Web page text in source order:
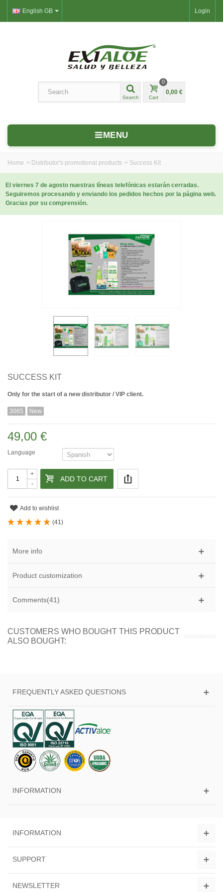
Login
English GB
Search Cart
0
0,00 €
MENU
Home > Distributor's promotional products > Success Kit
El viernes 7 de agosto nuestras líneas telefónicas estarán cerradas.
Seguiremos procesando y enviando los pedidos hechos por la página web.
Gracias por su comprensión.
SUCCESS KIT
Only for the start of a new distributor / VIP client.
3065 New
49,00 €
Language
-
+
ADD TO CART
Add to wishlist
(41)
More info
Product customization
Comments(41)
CUSTOMERS WHO BOUGHT THIS PRODUCT
ALSO BOUGHT:
FREQUENTLY ASKED QUESTIONS
INFORMATION
INFORMATION
SUPPORT
NEWSLETTER